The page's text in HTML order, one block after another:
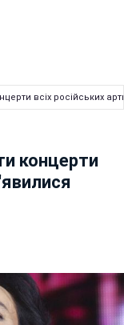
всіх російських
концерти